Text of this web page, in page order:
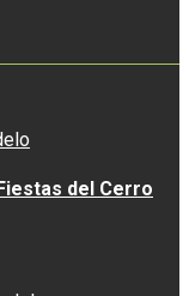
del Cerro